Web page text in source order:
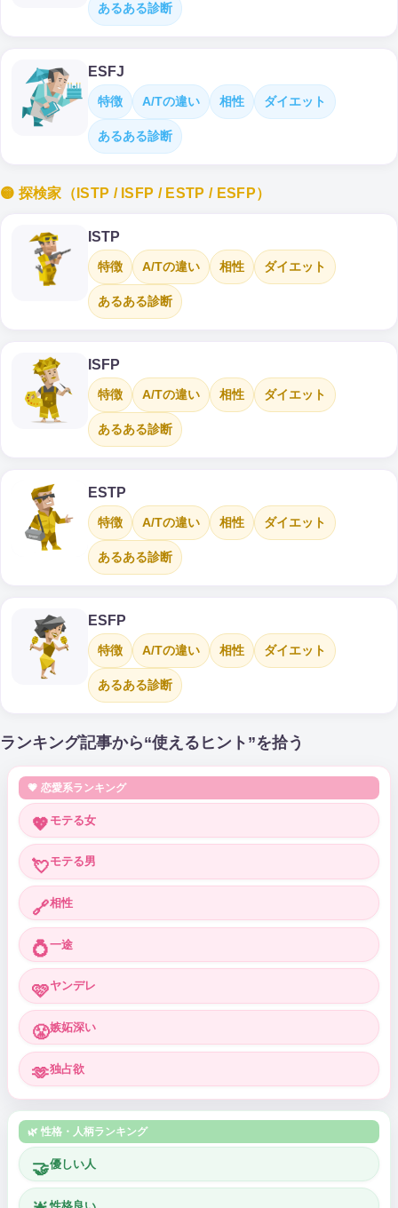
あるある診断
ESFJ
特徴 A/Tの違い 相性 ダイエット
あるある診断
🟡 探検家（ISTP / ISFP / ESTP / ESFP）
ISTP
特徴 A/Tの違い 相性 ダイエット
あるある診断
ISFP
特徴 A/Tの違い 相性 ダイエット
あるある診断
ESTP
特徴 A/Tの違い 相性 ダイエット
あるある診断
ESFP
特徴 A/Tの違い 相性 ダイエット
あるある診断
ランキング記事から“使えるヒント”を拾う
💗 恋愛系ランキング
💖 モテる女
💘モテる男
🔗相性
💍一途
🩷ヤンデレ
😤嫉妬深い
🫶独占欲
🌿 性格・人柄ランキング
🤝優しい人